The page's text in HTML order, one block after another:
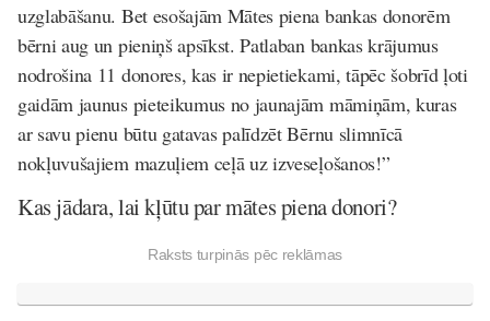
uzglabāšanu. Bet esošajām Mātes piena bankas donorēm
bērni aug un pieniņš apsīkst. Patlaban bankas krājumus
nodrošina 11 donores, kas ir nepietiekami, tāpēc šobrīd ļoti
gaidām jaunus pieteikumus no jaunajām māmiņām, kuras
ar savu pienu būtu gatavas palīdzēt Bērnu slimnīcā
nokļuvušajiem mazuļiem ceļā uz izveseļošanos!”
Kas jādara, lai kļūtu par mātes piena donori?
Raksts turpinās pēc reklāmas